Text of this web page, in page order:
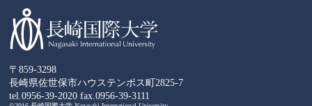
〒859-3298
長崎県佐世保市ハウステンボス町2825-7
tel.0956-39-2020 fax.0956-39-3111